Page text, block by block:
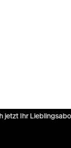
jetzt Ihr Lieblingsabo!